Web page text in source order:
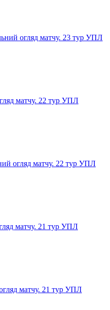
огляд матчу. 23 тур УПЛ
матчу. 22 тур УПЛ
огляд матчу. 22 тур УПЛ
матчу. 21 тур УПЛ
матчу. 21 тур УПЛ